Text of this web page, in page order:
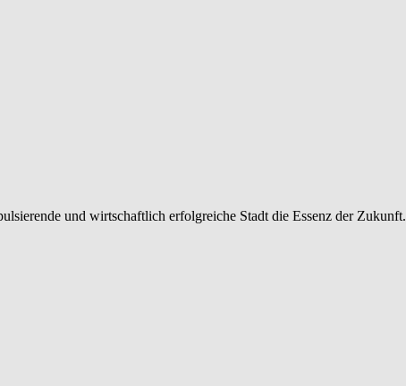
und wirtschaftlich erfolgreiche Stadt die Essenz der Zukunft.